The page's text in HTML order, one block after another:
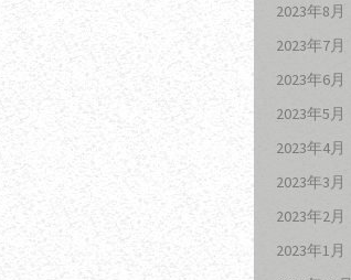
2023年8月
2023年7月
2023年6月
2023年5月
2023年4月
2023年3月
2023年2月
2023年1月